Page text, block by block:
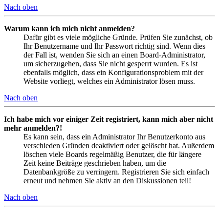
Nach oben
Warum kann ich mich nicht anmelden?
Dafür gibt es viele mögliche Gründe. Prüfen Sie zunächst, ob
Ihr Benutzername und Ihr Passwort richtig sind. Wenn dies
der Fall ist, wenden Sie sich an einen Board-Administrator,
um sicherzugehen, dass Sie nicht gesperrt wurden. Es ist
ebenfalls möglich, dass ein Konfigurationsproblem mit der
Website vorliegt, welches ein Administrator lösen muss.
Nach oben
Ich habe mich vor einiger Zeit registriert, kann mich aber nicht
mehr anmelden?!
Es kann sein, dass ein Administrator Ihr Benutzerkonto aus
verschieden Gründen deaktiviert oder gelöscht hat. Außerdem
löschen viele Boards regelmäßig Benutzer, die für längere
Zeit keine Beiträge geschrieben haben, um die
Datenbankgröße zu verringern. Registrieren Sie sich einfach
erneut und nehmen Sie aktiv an den Diskussionen teil!
Nach oben